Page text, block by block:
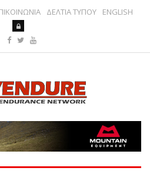
ΔΕΛΤΙΑ ΤΥΠΟΥ ENGLISH